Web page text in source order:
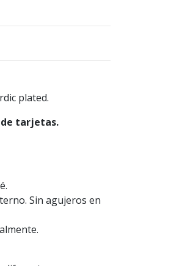
plated.
de tarjetas.
Sin agujeros en